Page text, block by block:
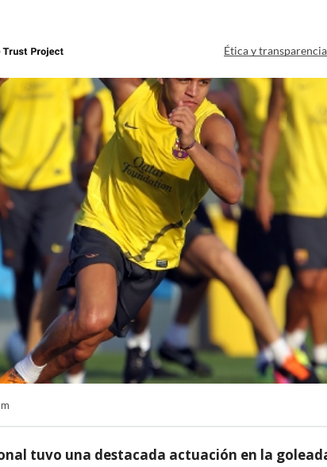
Ética y
tuvo una destacada actuación en la